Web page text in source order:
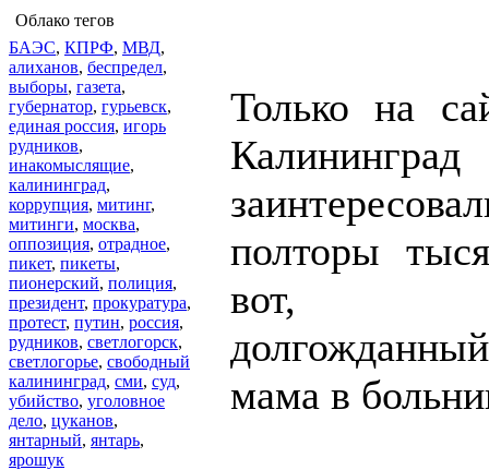
Облако тегов
БАЭС, КПРФ, МВД,
алиханов, беспредел,
выборы, газета,
губернатор, гурьевск,
единая россия, игорь
рудников,
инакомыслящие,
калининград,
коррупция, митинг,
митинги, москва,
оппозиция, отрадное,
пикет, пикеты,
пионерский, полиция,
президент, прокуратура,
протест, путин, россия,
рудников, светлогорск,
светлогорье, свободный
калининград, сми, суд,
убийство, уголовное
дело, цуканов,
янтарный, янтарь,
ярошук
Только на
полторы
вот,
мама в